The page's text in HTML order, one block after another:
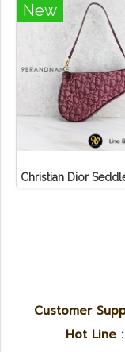
New
Customer
Hot Line